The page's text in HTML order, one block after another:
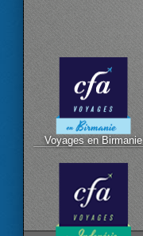
Voyages en Birmanie